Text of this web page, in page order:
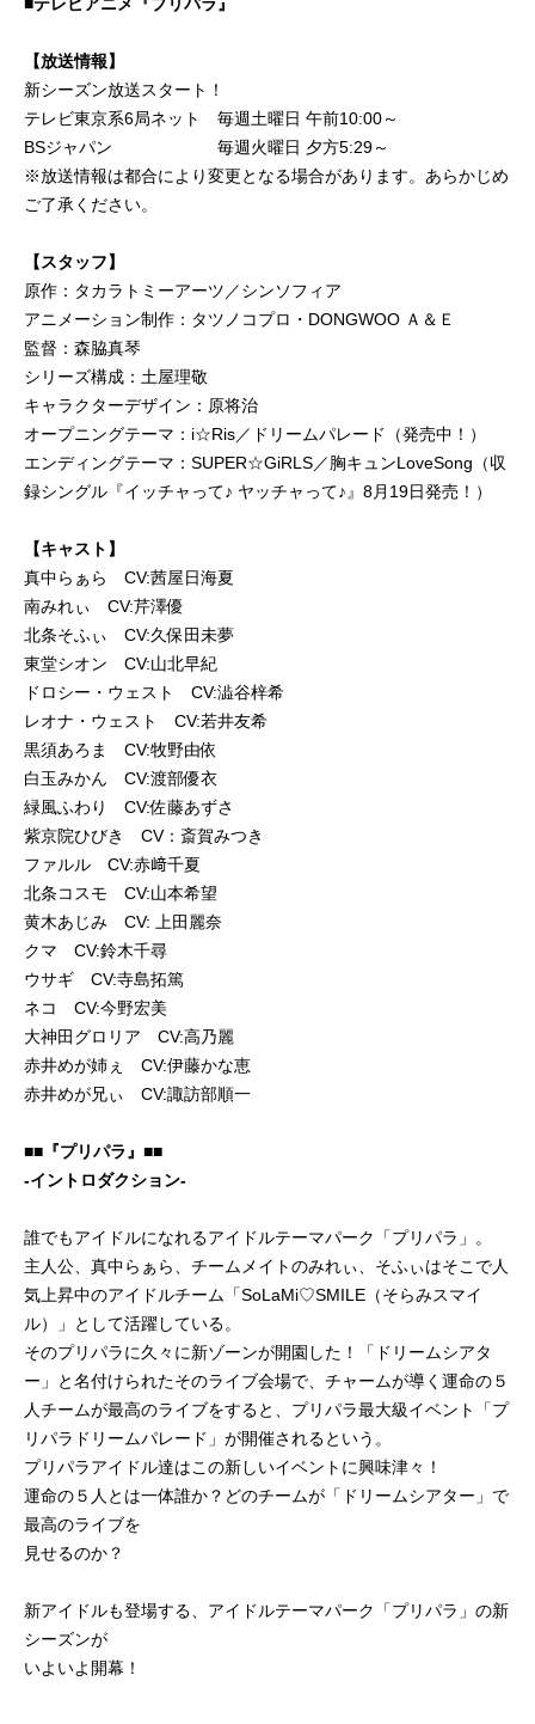
【放送情報】
新シーズン放送スタート！
テレビ東京系6局ネット 毎週土曜日 午前10:00～
BSジャパン 毎週火曜日 夕方5:29～
※放送情報は都合により変更となる場合があります。あらかじめ
ご了承ください。
【スタッフ】
原作：タカラトミーアーツ／シンソフィア
アニメーション制作：タツノコプロ・DONGWOO Ａ＆Ｅ
監督：森脇真琴
シリーズ構成：土屋理敬
キャラクターデザイン：原将治
オープニングテーマ：i☆Ris／ドリームパレード（発売中！）
エンディングテーマ：SUPER☆GiRLS／胸キュンLoveSong（収
録シングル『イッチャって♪ ヤッチャって♪』8月19日発売！）
【キャスト】
真中らぁら CV:茜屋日海夏
南みれぃ CV:芹澤優
北条そふぃ CV:久保田未夢
東堂シオン CV:山北早紀
ドロシー・ウェスト CV:澁谷梓希
レオナ・ウェスト CV:若井友希
黒須あろま CV:牧野由依
白玉みかん CV:渡部優衣
緑風ふわり CV:佐藤あずさ
紫京院ひびき CV：斎賀みつき
ファルル CV:赤﨑千夏
北条コスモ CV:山本希望
黄木あじみ CV: 上田麗奈
クマ CV:鈴木千尋
ウサギ CV:寺島拓篤
ネコ CV:今野宏美
大神田グロリア CV:高乃麗
赤井めが姉ぇ CV:伊藤かな恵
赤井めが兄ぃ CV:諏訪部順一
■■『プリパラ』■■
-イントロダクション-
誰でもアイドルになれるアイドルテーマパーク「プリパラ」。
主人公、真中らぁら、チームメイトのみれぃ、そふぃはそこで人
気上昇中のアイドルチーム「SoLaMi♡SMILE（そらみスマイ
ル）」として活躍している。
そのプリパラに久々に新ゾーンが開園した！「ドリームシアタ
ー」と名付けられたそのライブ会場で、チャームが導く運命の５
人チームが最高のライブをすると、プリパラ最大級イベント「プ
リパラドリームパレード」が開催されるという。
プリパラアイドル達はこの新しいイベントに興味津々！
運命の５人とは一体誰か？どのチームが「ドリームシアター」で
最高のライブを
見せるのか？
新アイドルも登場する、アイドルテーマパーク「プリパラ」の新
シーズンが
いよいよ開幕！